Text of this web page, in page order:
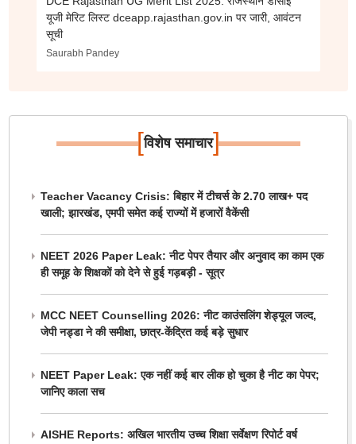
यूजी मेरिट लिस्ट dceapp.rajasthan.gov.in पर जारी, आवंटन
सूची
Saurabh Pandey
[विशेष समाचार]
Teacher Vacancy Crisis: बिहार में टीचर्स के 2.70 लाख+ पद
खाली; झारखंड, एमपी समेत कई राज्यों में हजारों वैकेंसी
NEET 2026 Paper Leak: नीट पेपर तैयार और अनुवाद का काम एक
ही समूह के शिक्षकों को देने से हुई गड़बड़ी - सूत्र
MCC NEET Counselling 2026: नीट काउंसलिंग शेड्यूल जल्द,
जेपी नड्डा ने की समीक्षा, छात्र-केंद्रित कई बड़े सुधार
NEET Paper Leak: एक नहीं कई बार लीक हो चुका है नीट का पेपर;
जानिए काला सच
AISHE Reports: अखिल भारतीय उच्च शिक्षा सर्वेक्षण रिपोर्ट वर्ष